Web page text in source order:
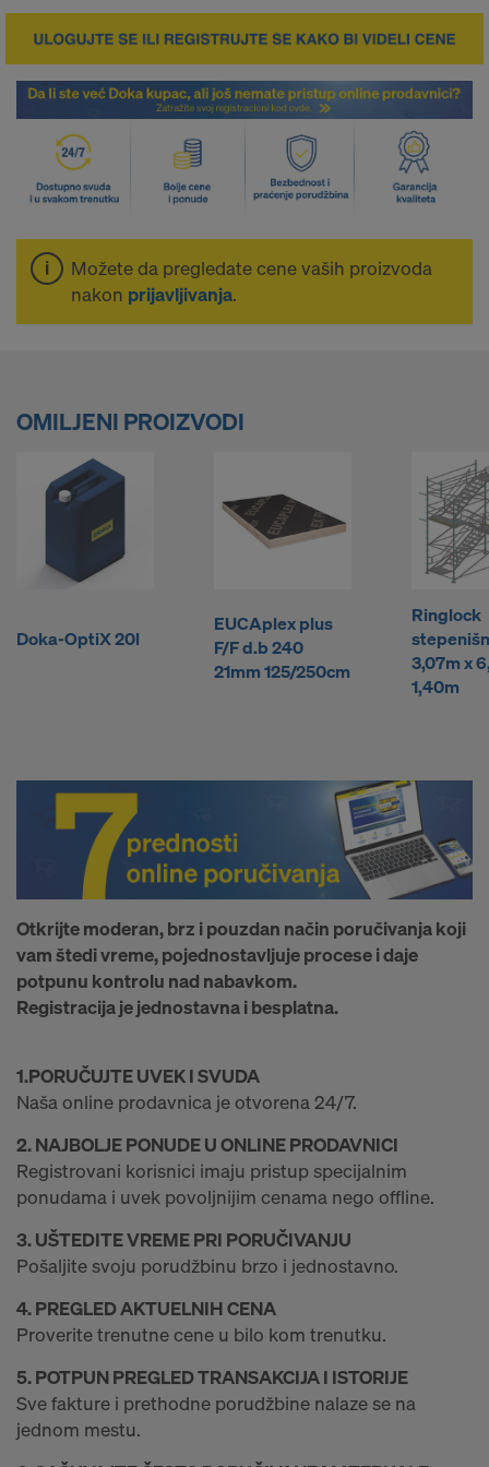
d
v
n
c
J
d
o
s
t
a
v
n
o
k
Možete da pregledate cene vaših proizvoda
nakon prijavljivanja.
OMILJENI PROIZVODI
Doka-OptiX 20l
EUCAplex plus
F/F d.b 240
21mm 125/250cm
Ringlock
3,07m x
1,40m
Otkrijte moderan, brz i pouzdan način poručivanja koji
vam štedi vreme, pojednostavljuje procese i daje
potpunu kontrolu nad nabavkom.
Registracija je jednostavna i besplatna.
1.PORUČUJTE UVEK I SVUDA
Naša online prodavnica je otvorena 24/7.
2. NAJBOLJE PONUDE U ONLINE PRODAVNICI
Registrovani korisnici imaju pristup specijalnim
ponudama i uvek povoljnijim cenama nego offline.
3. UŠTEDITE VREME PRI PORUČIVANJU
Pošaljite svoju porudžbinu brzo i jednostavno.
4. PREGLED AKTUELNIH CENA
Proverite trenutne cene u bilo kom trenutku.
5. POTPUN PREGLED TRANSAKCIJA I ISTORIJE
Sve fakture i prethodne porudžbine nalaze se na
jednom mestu.